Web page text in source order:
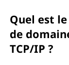
Quel est
de
TCP/IP ?